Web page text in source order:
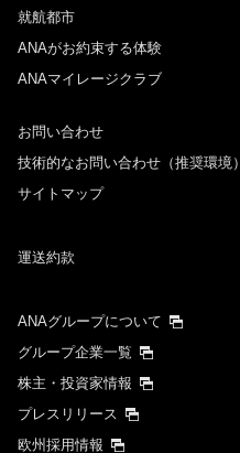
就航都市
ANAがお約束する体験
ANAマイレージクラブ
お問い合わせ
技術的なお問い合わせ（推奨環境）
サイトマップ
運送約款
ANAグループについて
グループ企業一覧
株主・投資家情報
プレスリリース
欧州採用情報